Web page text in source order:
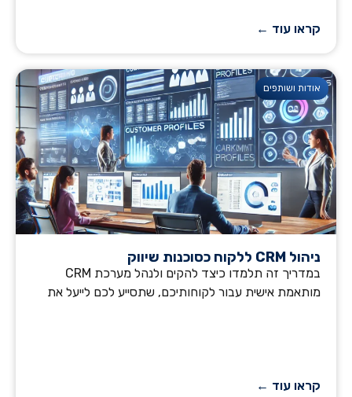
קראו עוד ←
אודות ושותפים
ניהול CRM ללקוח כסוכנות שיווק
במדריך זה תלמדו כיצד להקים ולנהל מערכת CRM
מותאמת אישית עבור לקוחותיכם, שתסייע לכם לייעל את
קראו עוד ←